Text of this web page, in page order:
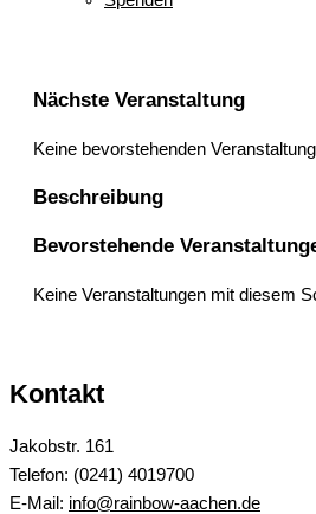
Nächste Veranstaltung
Keine bevorstehenden
Beschreibung
Bevorstehende
Keine Veranstaltungen mit diesem
Kontakt
Jakobstr. 161
Telefon: (0241) 4019700
E-Mail: info@rainbow-aachen.de